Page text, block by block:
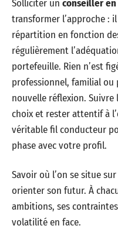
Solliciter un conseiller
transformer l’approche :
répartition en fonction
régulièrement
portefeuille. Rien n’est
professionnel, familial
nouvelle réflexion. Suivre
choix et rester attentif à
véritable fil conducteur
phase avec votre profil.
Savoir où l’on se situe
orienter son futur. À
ambitions, ses
volatilité en face.